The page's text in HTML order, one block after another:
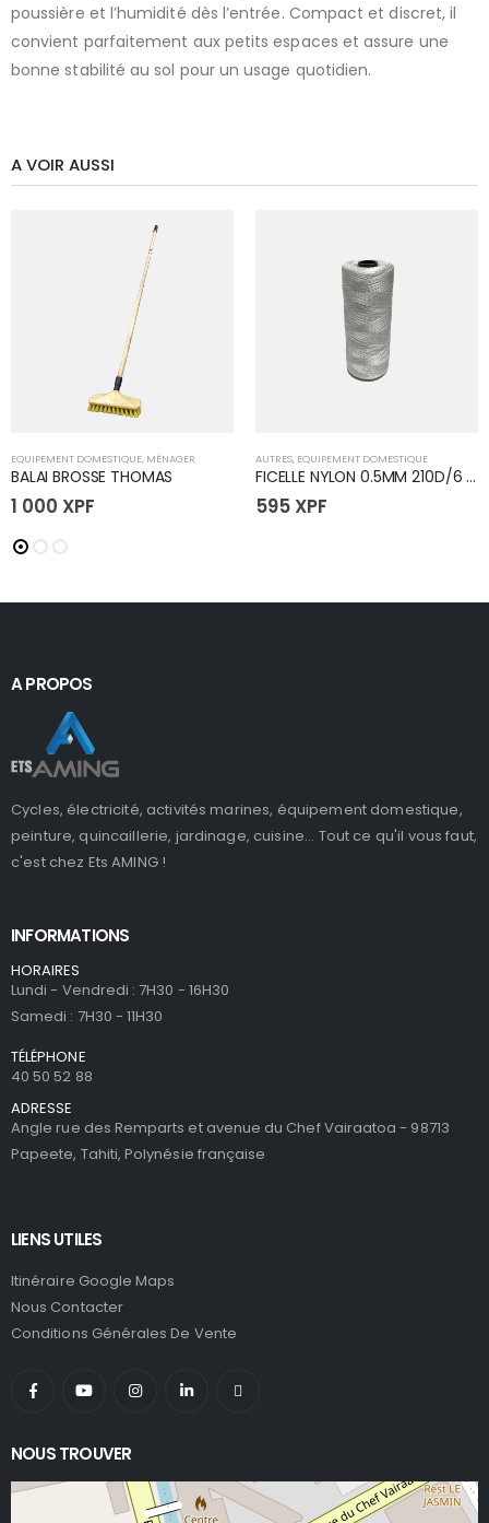
poussière et l’humidité dès l’entrée. Compact et discret, il
convient parfaitement aux petits espaces et assure une
bonne stabilité au sol pour un usage quotidien.
A VOIR AUSSI
EQUIPEMENT DOMESTIQUE, MÉNAGER
BALAI BROSSE THOMAS
1 000 XPF
AUTRES, EQUIPEMENT DOMESTIQUE
FICELLE NYLON 0.5MM 210D/6 (50)
595 XPF
A PROPOS
Cycles, électricité, activités marines, équipement domestique,
peinture, quincaillerie, jardinage, cuisine... Tout ce qu'il vous faut,
c'est chez Ets AMING !
INFORMATIONS
HORAIRES
Lundi - Vendredi : 7H30 - 16H30
Samedi : 7H30 - 11H30
TÉLÉPHONE
40 50 52 88
ADRESSE
Angle rue des Remparts et avenue du Chef Vairaatoa - 98713
Papeete, Tahiti, Polynésie française
LIENS UTILES
Itinéraire Google Maps
Nous Contacter
Conditions Générales De Vente
NOUS TROUVER